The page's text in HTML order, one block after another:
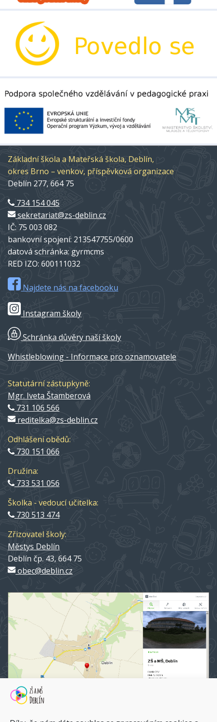
Základní škola a Mateřská škola, Deblín,
okres Brno – venkov, příspěvková organizace
Deblín 277, 664 75
734 154 045
sekretariat@zs-deblin.cz
IČ: 75 003 082
bankovní spojení: 213547755/0600
datová schránka: gyrmcms
RED IZO: 600111032
Najdete nás na facebooku
Instagram školy
Schránka důvěry naší školy
Whistleblowing - Informace pro oznamovatele
Statutární zástupkyně:
Mgr. Iveta Štamberová
731 106 566
reditelka@zs-deblin.cz
Odhlášení obědů:
730 151 066
Družina:
733 531 056
Školka - vedoucí učitelka:
730 513 474
Zřizovatel školy:
Městys Deblín
Deblín čp. 43, 664 75
obec@deblin.cz